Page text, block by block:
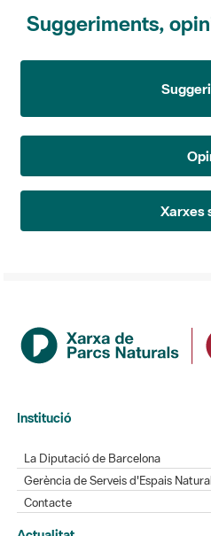
Suggeriments,
Xarxes
Institució
La Diputació de Barcelona
Gerència de Serveis d'Espais
Contacte